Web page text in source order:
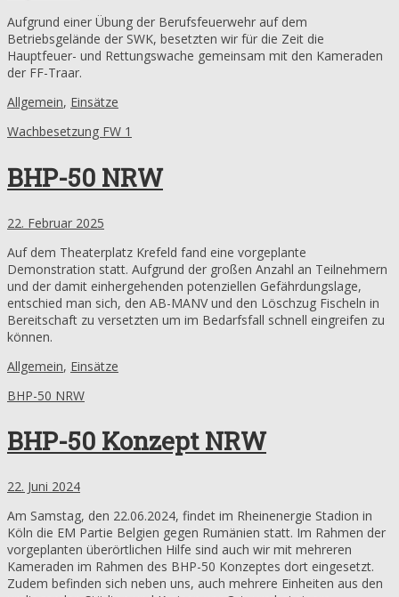
Aufgrund einer Übung der Berufsfeuerwehr auf dem
Betriebsgelände der SWK, besetzten wir für die Zeit die
Hauptfeuer- und Rettungswache gemeinsam mit den Kameraden
der FF-Traar.
Allgemein, Einsätze
Wachbesetzung FW 1
BHP-50 NRW
22. Februar 2025
Auf dem Theaterplatz Krefeld fand eine vorgeplante
Demonstration statt. Aufgrund der großen Anzahl an Teilnehmern
und der damit einhergehenden potenziellen Gefährdungslage,
entschied man sich, den AB-MANV und den Löschzug Fischeln in
Bereitschaft zu versetzten um im Bedarfsfall schnell eingreifen zu
können.
Allgemein, Einsätze
BHP-50 NRW
BHP-50 Konzept NRW
22. Juni 2024
Am Samstag, den 22.06.2024, findet im Rheinenergie Stadion in
Köln die EM Partie Belgien gegen Rumänien statt. Im Rahmen der
vorgeplanten überörtlichen Hilfe sind auch wir mit mehreren
Kameraden im Rahmen des BHP-50 Konzeptes dort eingesetzt.
Zudem befinden sich neben uns, auch mehrere Einheiten aus den